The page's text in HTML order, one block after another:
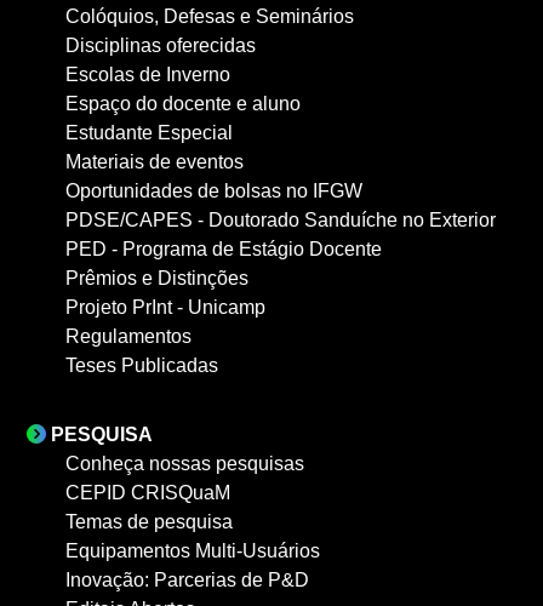
Colóquios, Defesas e Seminários
Disciplinas oferecidas
Escolas de Inverno
Espaço do docente e aluno
Estudante Especial
Materiais de eventos
Oportunidades de bolsas no IFGW
PDSE/CAPES - Doutorado Sanduíche no Exterior
PED - Programa de Estágio Docente
Prêmios e Distinções
Projeto PrInt - Unicamp
Regulamentos
Teses Publicadas
PESQUISA
Conheça nossas pesquisas
CEPID CRISQuaM
Temas de pesquisa
Equipamentos Multi-Usuários
Inovação: Parcerias de P&D